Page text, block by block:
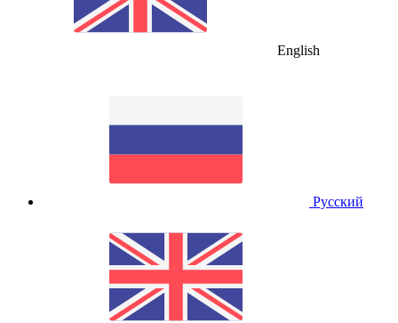
English
Русский